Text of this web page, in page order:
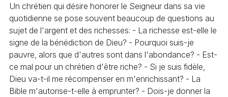
Un chrétien qui désire honorer le Seigneur dans sa vie
quotidienne se pose souvent beaucoup de questions au
sujet de l'argent et des richesses: - La richesse est-elle le
signe de la bénédiction de Dieu? - Pourquoi suis-je
pauvre, alors que d'autres sont dans l'abondance? - Est-
ce mal pour un chrétien d'être riche? - Si je suis fidèle,
Dieu va-t-il me récompenser en m'enrichissant? - La
Bible m'autorise-t-elle à emprunter? - Dois-je donner la